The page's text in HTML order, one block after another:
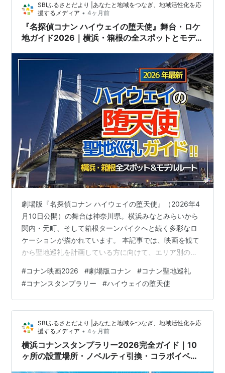
SBIふるさとだより |あなたと地域をつなぎ、地域活性化を応
援するメディア • 4ヶ月前
『名探偵コナン ハイウェイの堕天使』舞台・ロケ
地ガイド2026｜横浜・箱根の全スポットとモデ
劇場版『名探偵コナン ハイウェイの堕天使』（2026年4
月10日公開）の舞台は神奈川県。横浜みなとみらいから
関内・元町、そして箱根ターンパイクへと続く多彩なロ
ケーションが描かれています。 本記事では、映画を観て
から聖地巡礼を計画している方に向けて、エリア別の登
理しました。横浜エリアのみの日帰り、横浜＋箱根の1泊
2日、それぞれの計画づくりにお役立てください。 ※本記
事はネタバレに配慮した表現で記述しています。登場シ
ーンの詳細は映画本編でご確認ください。 📋 目次 舞
台・ロケ地の全体像（横浜・箱根・首都高） 横浜エリア
の舞台・ロケ地7ヶ所 箱根エリ…
#コナン映画2026 #劇場版コナン #コナン聖地巡礼
#コナンスタンプラリー #ハイウェイの堕天使
SBIふるさとだより |あなたと地域をつなぎ、地域活性化を応
援するメディア • 4ヶ月前
横浜コナンスタンプラリー2026完全ガイド｜10
ヶ所の設置場所・ノベルティ引換・コラボイベン